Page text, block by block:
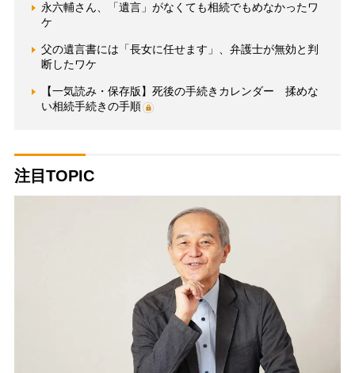
永六輔さん、「遺言」がなくても相続でもめなかったワ
ケ
父の遺言書には「長女に任せます」、弁護士が無効と判
断したワケ
【一気読み・保存版】死後の手続きカレンダー 揉めな
い相続手続きの手順
注目TOPIC